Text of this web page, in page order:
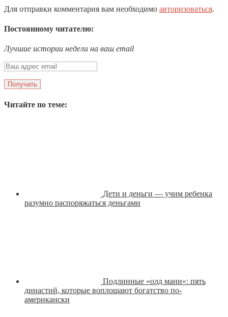
Для отправки комментария вам необходимо авторизоваться.
Постоянному читателю:
Лучшие истории недели на ваш email
Читайте по теме:
Дети и деньги — учим ребенка
разумно распоряжаться деньгами
Подлинные «олд мани»: пять
династий, которые воплощают богатство по-
американски